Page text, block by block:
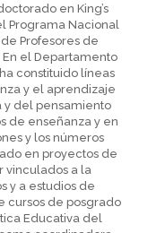
en King’s
Programa Nacional
Profesores de
el Departamento
constituido líneas
y el aprendizaje
y del pensamiento
de enseñanza y en
y los números
en proyectos de
vinculados a la
y a estudios de
cursos de posgrado
Educativa del